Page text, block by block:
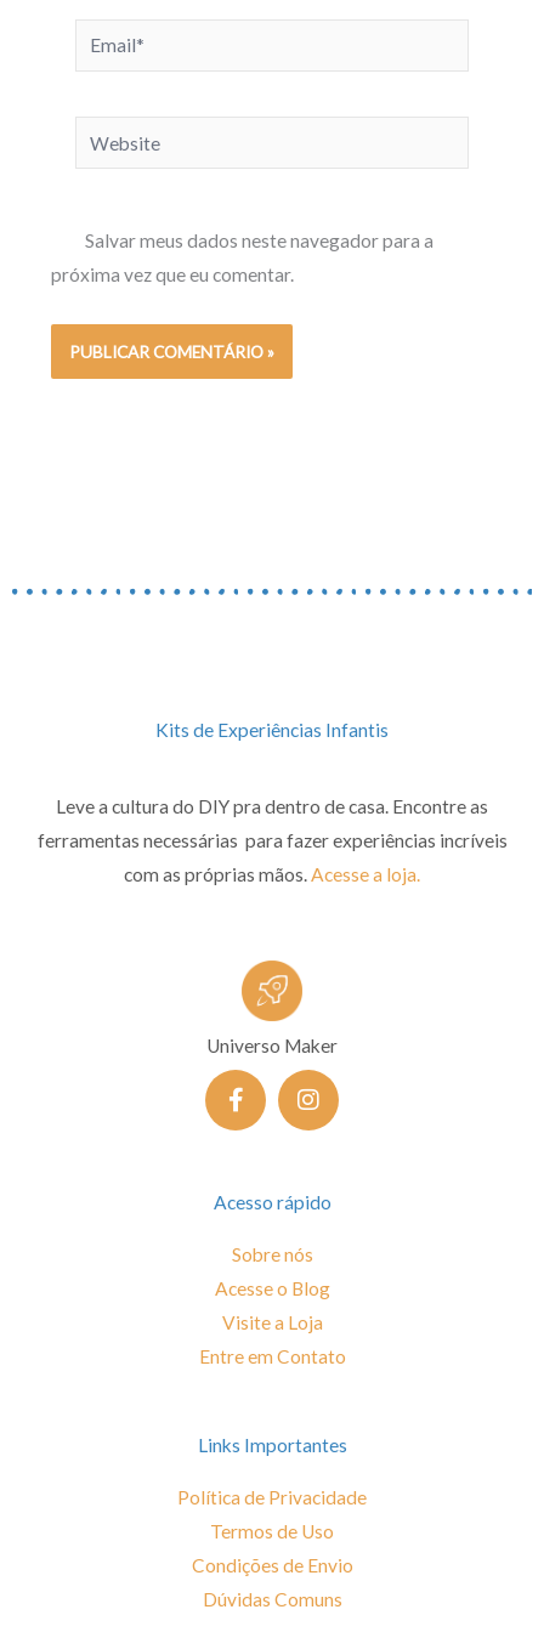
Email*
Website
Salvar meus dados neste navegador para a
próxima vez que eu comentar.
Kits de Experiências Infantis
Leve a cultura do DIY pra dentro de casa. Encontre as
ferramentas necessárias para fazer experiências incríveis
com as próprias mãos.Acesse a loja.
Universo Maker
F
a
c
o
k
f
I
n
s
g
a
m
Acesso rápido
Sobre nós
Acesse o Blog
Visite a Loja
Entre em Contato
Links Importantes
Política de Privacidade
Termos de Uso
Condições de Envio
Dúvidas Comuns